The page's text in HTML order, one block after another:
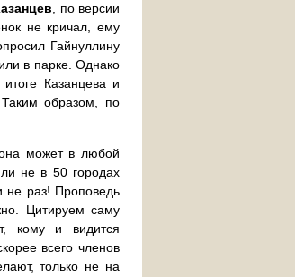
, по версии
не кричал, ему
Гайнуллину
в парке. Однако
Казанцева и
Таким образом, по
она может в любой
не в 50 городах
не раз! Проповедь
Цитируем саму
кому и видится
всего членов
только не на